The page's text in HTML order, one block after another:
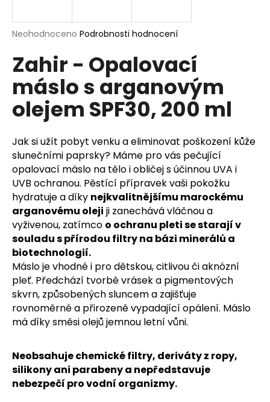
Průměrné
produktu
je
5
hvězdiček.
Neohodnoceno Podrobnosti hodnocení
Zahir - Opalovací
máslo s arganovým
olejem SPF30, 200 ml
Jak si užít pobyt venku a eliminovat poškození kůže
slunečními paprsky? Máme pro vás pečující
opalovací máslo na tělo i obličej s účinnou UVA i
UVB ochranou. Pěstící přípravek vaši pokožku
hydratuje a díky nejkvalitnějšímu marockému
arganovému oleji ji zanechává vláčnou a
vyživenou, zatímco o ochranu pleti se starají v
souladu s přírodou filtry na bázi minerálů a
biotechnologií.
Máslo je vhodné i pro dětskou, citlivou či aknózní
pleť. Předchází tvorbě vrásek a pigmentových
skvrn, způsobených sluncem a zajišťuje
rovnoměrné a přirozeně vypadající opálení. Máslo
má díky směsi olejů jemnou letní vůni.
Neobsahuje chemické filtry, deriváty z ropy,
silikony ani parabeny a nepředstavuje
nebezpečí pro vodní organizmy.
j
t
?
HLEDAT
D
o
p
o
r
u
č
u
j
e
m
NATAVA
-